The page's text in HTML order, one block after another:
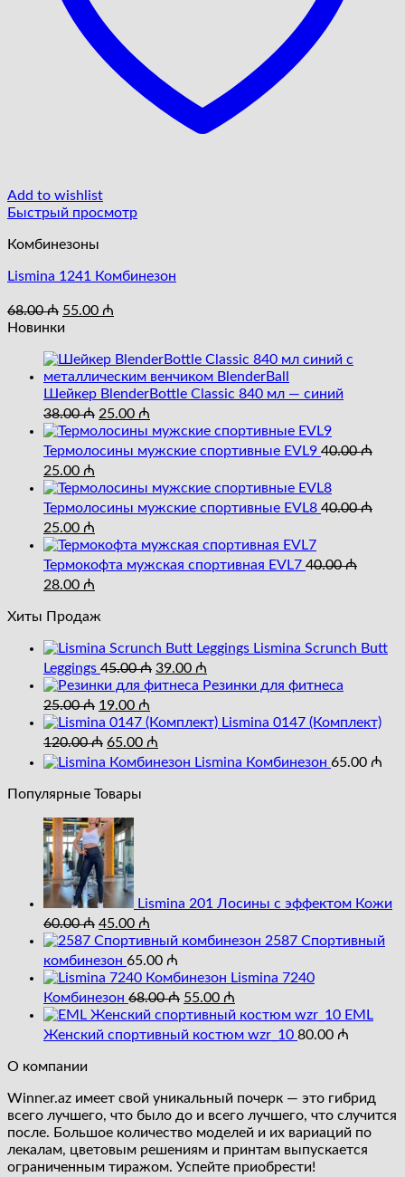
Add to wishlist
Быстрый просмотр
Комбинезоны
Lismina 1241 Комбинезон
68.00₼ Первоначальная
цена
68.00 ₼.
55.00 ₼
Новинки
Шейкер BlenderBottle Classic 840 мл — синий
38.00₼ Первоначальная
цена
составляла
25.00 ₼
цена:
25.00 ₼.
Термолосины мужские спортивные EVL9 40.00₼
Первоначальная
цена
составляла
40.00 ₼.
25.00 ₼
цена:
25.00 ₼.
Термолосины мужские спортивные EVL8 40.00₼
Первоначальная
цена
составляла
40.00 ₼.
25.00 ₼
цена:
25.00 ₼.
Термокофта мужская спортивная EVL7 40.00₼
Первоначальная
составляла
28.00 ₼
28.00 ₼.
Хиты Продаж
Lismina Scrunch Butt
Leggings 45.00₼ Первоначальная
цена
45.00 ₼.
39.00 ₼
цена:
Резинки для фитнеса
25.00₼ Первоначальная
цена
составляла
25.00 ₼.
19.00 ₼
цена:
19.00 ₼.
Lismina 0147 (Комплект)
120.00₼ Первоначальная
цена
составляла
120.00 ₼.
65.00 ₼
цена: Lismina Комбинезон 65.00 ₼
Популярные Товары
Lismina 201 Лосины с эффектом Кожи
60.00₼ Первоначальная
цена
составляла
60.00 ₼.
45.00 ₼
цена:
45.00 ₼.
2587 Cпортивный
комбинезон 65.00 ₼
Lismina 7240
Комбинезон 68.00₼ Первоначальная
цена
составляла
55.00 ₼
цена:
55.00 ₼.
EML
Женский спортивный костюм wzr_10 80.00 ₼
О компании
Winner.az имеет свой уникальный почерк — это гибрид
всего лучшего, что было до и всего лучшего, что случится
после. Большое количество моделей и их вариаций по
лекалам, цветовым решениям и принтам выпускается
ограниченным тиражом. Успейте приобрести!